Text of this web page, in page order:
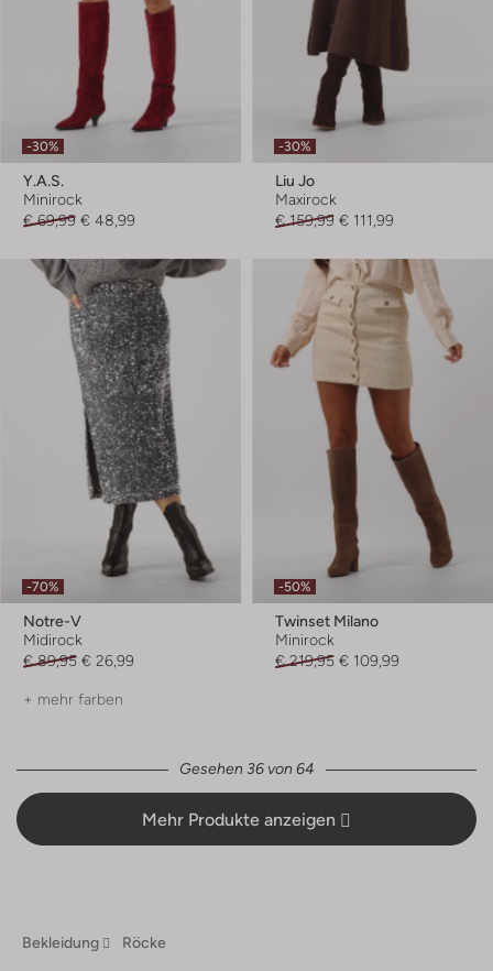
-30%
Y.a.s.
Minirock
€ 69,99 € 48,99
-30%
Liu Jo
Maxirock
€ 159,99 € 111,99
-70%
Notre-V
Midirock
€ 89,95 € 26,99
+ mehr farben
-50%
Twinset Milano
Minirock
€ 219,95 € 109,99
Gesehen 36 von 64
Mehr Produkte anzeigen
Bekleidung Röcke